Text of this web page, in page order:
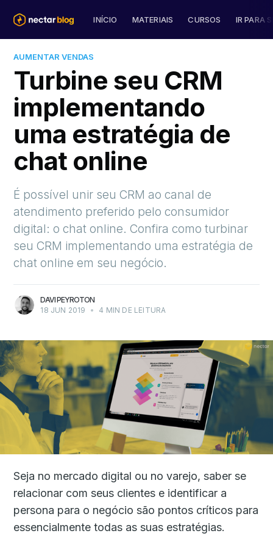
INÍCIO MATERIAIS CURSOS IR PARA
AUMENTAR VENDAS
Turbine seu CRM
implementando
uma estratégia de
chat online
É possível unir seu CRM ao canal de
atendimento preferido pelo consumidor
digital: o chat online. Confira como turbinar
seu CRM implementando uma estratégia de
chat online em seu negócio.
DAVI PEYROTON
18 JUN 2019
• 4 MIN DE LEITURA
Seja no mercado digital ou no varejo, saber se
relacionar com seus clientes e identificar a
persona para o negócio são pontos críticos para
essencialmente todas as suas estratégias.